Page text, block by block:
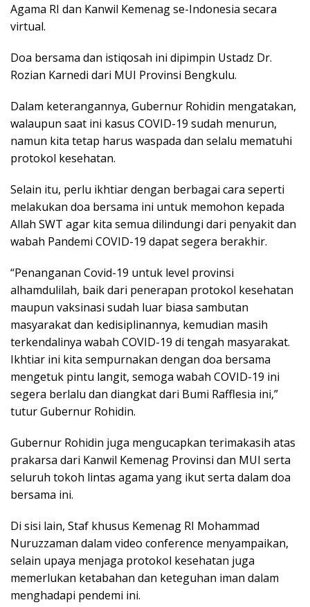
Agama RI dan Kanwil Kemenag se-Indonesia secara
virtual.
Doa bersama dan istiqosah ini dipimpin Ustadz Dr.
Rozian Karnedi dari MUI Provinsi Bengkulu.
Dalam keterangannya, Gubernur Rohidin mengatakan,
walaupun saat ini kasus COVID-19 sudah menurun,
namun kita tetap harus waspada dan selalu mematuhi
protokol kesehatan.
Selain itu, perlu ikhtiar dengan berbagai cara seperti
melakukan doa bersama ini untuk memohon kepada
Allah SWT agar kita semua dilindungi dari penyakit dan
wabah Pandemi COVID-19 dapat segera berakhir.
“Penanganan Covid-19 untuk level provinsi
alhamdulilah, baik dari penerapan protokol kesehatan
maupun vaksinasi sudah luar biasa sambutan
masyarakat dan kedisiplinannya, kemudian masih
terkendalinya wabah COVID-19 di tengah masyarakat.
Ikhtiar ini kita sempurnakan dengan doa bersama
mengetuk pintu langit, semoga wabah COVID-19 ini
segera berlalu dan diangkat dari Bumi Rafflesia ini,”
tutur Gubernur Rohidin.
Gubernur Rohidin juga mengucapkan terimakasih atas
prakarsa dari Kanwil Kemenag Provinsi dan MUI serta
seluruh tokoh lintas agama yang ikut serta dalam doa
bersama ini.
Di sisi lain, Staf khusus Kemenag RI Mohammad
Nuruzzaman dalam video conference menyampaikan,
selain upaya menjaga protokol kesehatan juga
memerlukan ketabahan dan keteguhan iman dalam
menghadapi pendemi ini.